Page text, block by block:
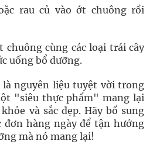
rau củ vào ớt chuông rồi
chuông cùng các loại trái cây
uống bổ dưỡng.
nguyên liệu tuyệt vời trong
"siêu thực phẩm" mang lại
và sắc đẹp. Hãy bổ sung
đơn hàng ngày để tận hưởng
mà nó mang lại!